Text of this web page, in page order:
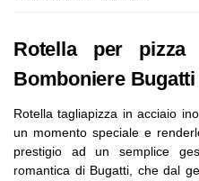
Rotella per
Bomboniere Bugatti
Rotella tagliapizza in acciaio
un momento speciale e
prestigio ad un semplice
romantica di Bugatti, che dal